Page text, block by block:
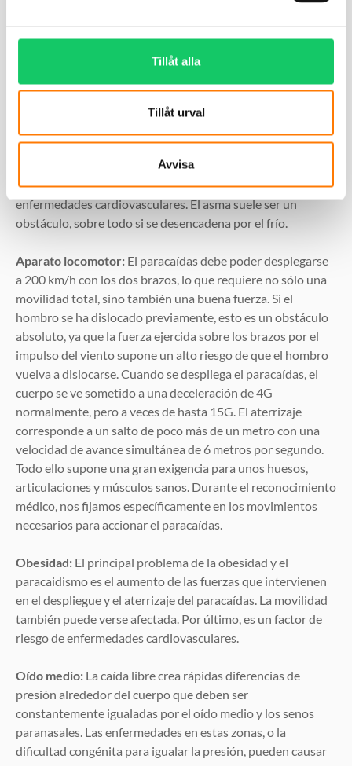
Tillåt alla
Tillåt urval
Avvisa
enfermedad cardiovascular, como hipertensión,
La situación también impone exigencias a la
recomienda encarecidamente no fumar en absoluto, pero
no fumar en exceso. Fumar no sólo reduce la absorción de
oxígeno, sino que también aumenta el riesgo de
enfermedades cardiovasculares. El asma suele ser un
obstáculo, sobre todo si se desencadena por el frío.
Aparato locomotor: El paracaídas debe poder desplegarse
a 200 km/h con los dos brazos, lo que requiere no sólo una
movilidad total, sino también una buena fuerza. Si el
hombro se ha dislocado previamente, esto es un obstáculo
absoluto, ya que la fuerza ejercida sobre los brazos por el
impulso del viento supone un alto riesgo de que el hombro
vuelva a dislocarse. Cuando se despliega el paracaídas, el
cuerpo se ve sometido a una deceleración de 4G
normalmente, pero a veces de hasta 15G. El aterrizaje
corresponde a un salto de poco más de un metro con una
velocidad de avance simultánea de 6 metros por segundo.
Todo ello supone una gran exigencia para unos huesos,
articulaciones y músculos sanos. Durante el reconocimiento
médico, nos fijamos específicamente en los movimientos
necesarios para accionar el paracaídas.
Obesidad: El principal problema de la obesidad y el
paracaidismo es el aumento de las fuerzas que intervienen
en el despliegue y el aterrizaje del paracaídas. La movilidad
también puede verse afectada. Por último, es un factor de
riesgo de enfermedades cardiovasculares.
Oído medio: La caída libre crea rápidas diferencias de
presión alrededor del cuerpo que deben ser
constantemente igualadas por el oído medio y los senos
paranasales. Las enfermedades en estas zonas, o la
dificultad congénita para igualar la presión, pueden causar